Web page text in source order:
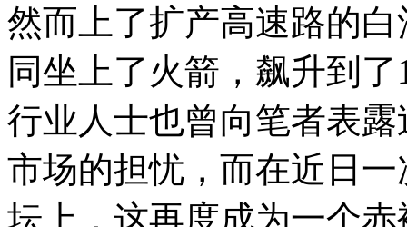
然而上了扩产高速路的
同坐上了火箭，飙升到
行业人士也曾向笔者表
市场的担忧，而在近日
坛上，这再度成为一个